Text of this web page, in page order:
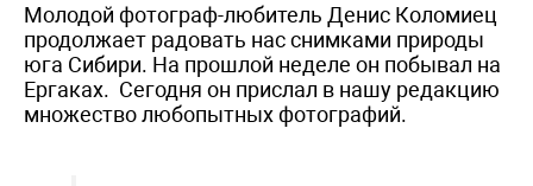
Молодой фотограф-любитель Денис Коломиец
продолжает радовать нас снимками природы
юга Сибири. На прошлой неделе он побывал на
Ергаках. Сегодня он прислал в нашу редакцию
множество любопытных фотографий.